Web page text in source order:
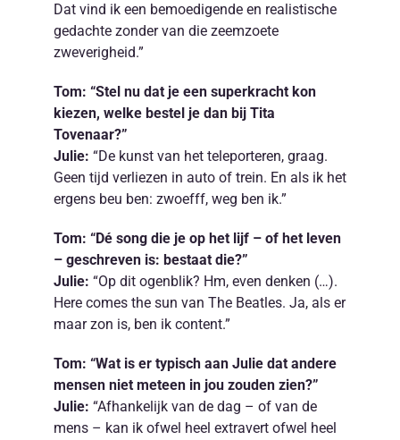
Dat vind ik een bemoedigende en realistische
gedachte zonder van die zeemzoete
zweverigheid.”
Tom: “Stel nu dat je een superkracht kon
kiezen, welke bestel je dan bij Tita
Tovenaar?”
Julie: “De kunst van het teleporteren, graag.
Geen tijd verliezen in auto of trein. En als ik het
ergens beu ben: zwoefff, weg ben ik.”
Tom: “Dé song die je op het lijf – of het leven
– geschreven is: bestaat die?”
Julie: “Op dit ogenblik? Hm, even denken (…).
Here comes the sun van The Beatles. Ja, als er
maar zon is, ben ik content.”
Tom: “Wat is er typisch aan Julie dat andere
mensen niet meteen in jou zouden zien?”
Julie: “Afhankelijk van de dag – of van de
mens – kan ik ofwel heel extravert ofwel heel